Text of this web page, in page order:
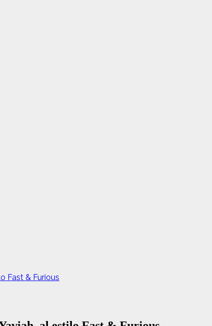
Fast & Furious